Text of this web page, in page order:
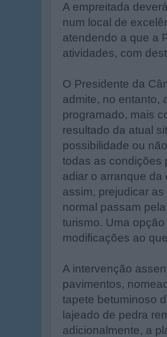
A empreitada
num local de
atendendo a que a
atividades, com
O Presidente da
admite, no entanto,
programado, mais
resultado da atual
possibilidade ou
todas as condições
adiar o arranque
assim, prejudicar
normal passam
turismo. Uma
modificações ao
A intervenção
pavimentos,
tapete betuminoso
lajeado de pedra
adicionalmente, a